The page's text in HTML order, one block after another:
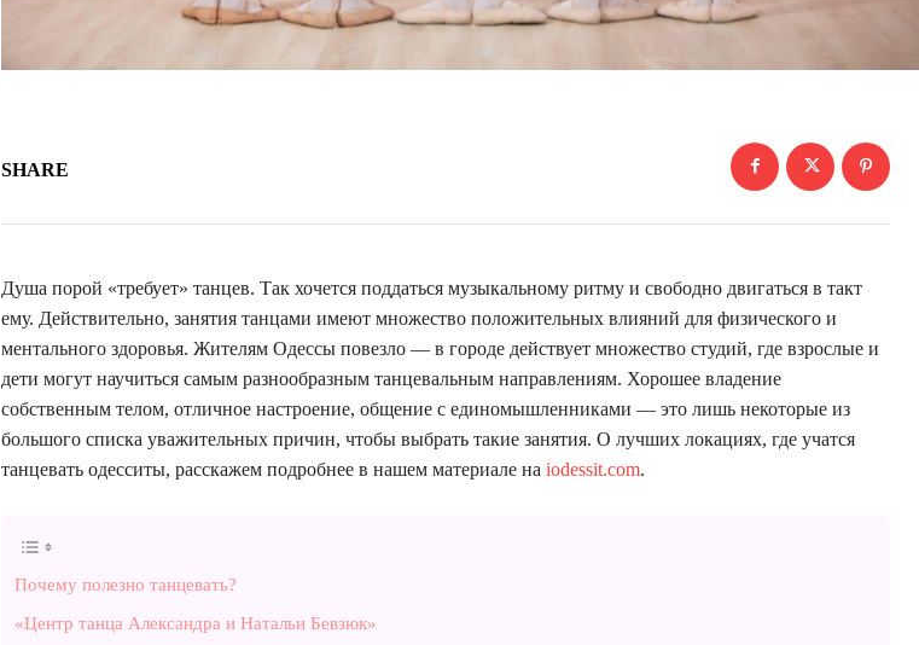
SHARE
Душа порой «требует» танцев. Так хочется поддаться музыкальному ритму и свободно двигаться в такт
ему. Действительно, занятия танцами имеют множество положительных влияний для физического и
ментального здоровья. Жителям Одессы повезло — в городе действует множество студий, где взрослые и
дети могут научиться самым разнообразным танцевальным направлениям. Хорошее владение
собственным телом, отличное настроение, общение с единомышленниками — это лишь некоторые из
большого списка уважительных причин, чтобы выбрать такие занятия. О лучших локациях, где учатся
танцевать одесситы, расскажем подробнее в нашем материале на iodessit.com.
Почему полезно танцевать?
«Центр танца Александра и Натальи Бевзюк»